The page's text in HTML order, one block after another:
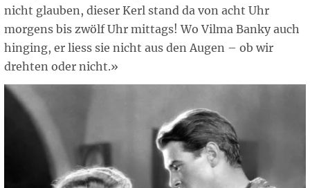
nicht glauben, dieser Kerl stand da von acht Uhr
morgens bis zwölf Uhr mittags! Wo Vilma Banky auch
hinging, er liess sie nicht aus den Augen – ob wir
drehten oder nicht.»